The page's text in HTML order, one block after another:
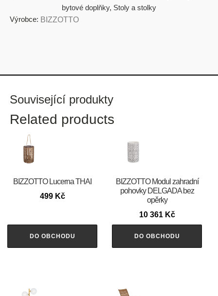
bytové doplňky, Stoly a stolky
Výrobce: BIZZOTTO
Související produkty
Related products
BIZZOTTO Lucerna THAI
499 Kč
DO OBCHODU
BIZZOTTO Modul zahradní
pohovky DELGADA bez
opěrky
10 361 Kč
DO OBCHODU